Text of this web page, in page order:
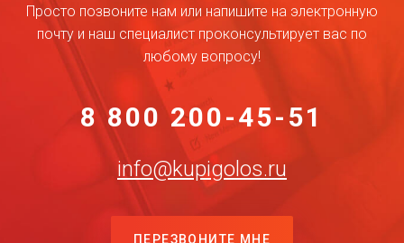
Просто позвоните нам или напишите на электронную
почту и наш специалист проконсультирует вас по
любому вопросу!
8 800 200-45-51
info@kupigolos.ru
ПЕРЕЗВОНИТЕ МНЕ